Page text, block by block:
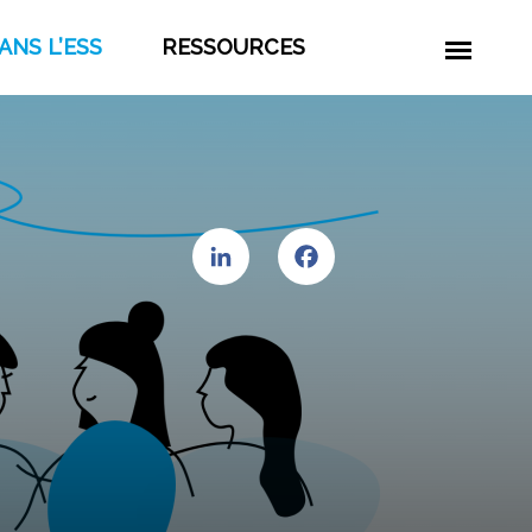
L’ESS RESSOURCES
LinkedIn Facebook